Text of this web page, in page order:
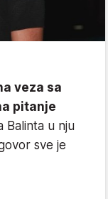
veza sa
pitanje
Balinta u nju
sve je